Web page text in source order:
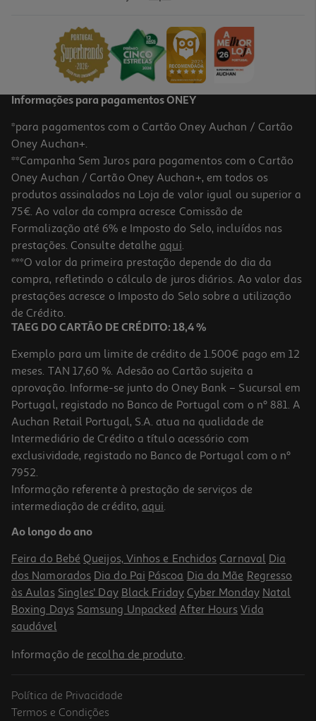
19,99 €
4.2 (43)
Torre Surpresa Princesas Disney Modelos Sortidos
13.99 €/un
13,99 €
Cápsulas Squishy Stitch Modelos Sortidos
9.99 €/un
9,99 €
-60%
Informações para pagamentos ONEY
*para pagamentos com o Cartão Oney Auchan / Cartão
Oney Auchan+.
**Campanha Sem Juros para pagamentos com o Cartão
Oney Auchan / Cartão Oney Auchan+, em todos os
produtos assinalados na Loja de valor igual ou superior a
75€. Ao valor da compra acresce Comissão de
Formalização até 6% e Imposto do Selo, incluídos nas
prestações. Consulte detalhe aqui.
***O valor da primeira prestação depende do dia da
compra, refletindo o cálculo de juros diários. Ao valor das
prestações acresce o Imposto do Selo sobre a utilização
de Crédito.
TAEG DO CARTÃO DE CRÉDITO: 18,4 %
Exemplo para um limite de crédito de 1.500€ pago em 12
meses. TAN 17,60 %. Adesão ao Cartão sujeita a
aprovação. Informe-se junto do Oney Bank – Sucursal em
Portugal, registado no Banco de Portugal com o nº 881. A
Auchan Retail Portugal, S.A. atua na qualidade de
Intermediário de Crédito a título acessório com
exclusividade, registado no Banco de Portugal com o nº
7952.
Informação referente à prestação de serviços de
intermediação de crédito, aqui.
Ao longo do ano
Feira do Bebé Queijos, Vinhos e Enchidos Carnaval Dia
dos Namorados Dia do Pai Páscoa Dia da Mãe Regresso
às Aulas Singles' Day Black Friday Cyber Monday Natal
Boxing Days Samsung Unpacked After Hours Vida
saudável
Informação de recolha de produto.
Política de Privacidade
Termos e Condições